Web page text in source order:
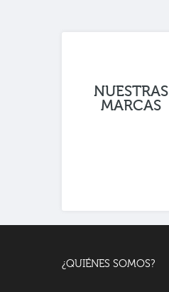
NUESTRAS
MARCAS
¿QUIÉNES SOMOS?